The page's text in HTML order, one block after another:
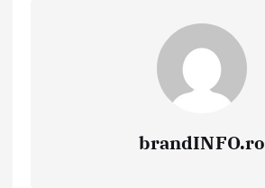
brandINFO.ro